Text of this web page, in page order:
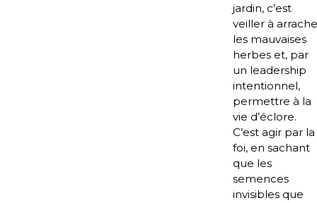
jardin, c’est
veiller à
les mauvaises
herbes et, par
un leadership
intentionnel,
permettre à la
vie d’éclore.
C’est agir par la
foi, en sachant
que les
semences
invisibles que